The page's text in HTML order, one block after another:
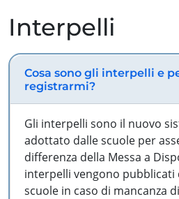
Interpelli
Cosa sono gli interpelli e
registrarmi?
Gli interpelli sono il nuovo
adottato dalle scuole per
differenza della Messa a
interpelli vengono
scuole in caso di mancanza